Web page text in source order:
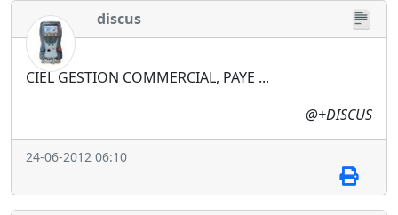
discus
CIEL GESTION COMMERCIAL, PAYE ...
@+DISCUS
24-06-2012 06:10